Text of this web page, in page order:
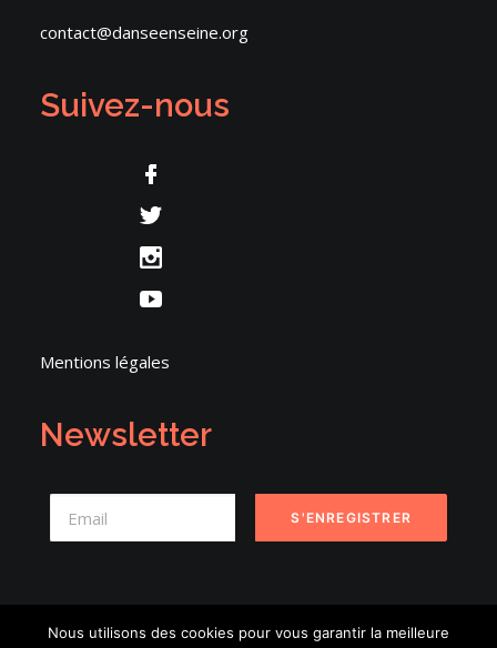
contact@danseenseine.org
Suivez-nous
Mentions légales
Newsletter
Nous utilisons des cookies pour vous garantir la meilleure